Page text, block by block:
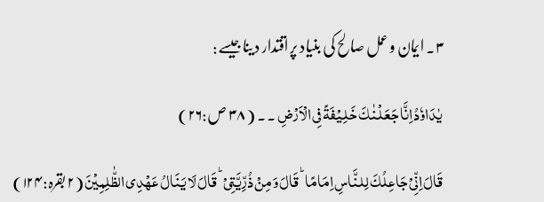
۳۔ ایمان و عمل صالح کی بنیاد پر اقتدار دیناجیسے:
یٰدَاوٗدُ اِنَّا جَعَلۡنٰکَ خَلِیۡفَۃً فِی الۡاَرۡضِ۔۔ (۳۸ ص:۲۶)
قَالَ اِنِّیۡ جَاعِلُکَ لِلنَّاسِ اِمَامًا ؕ قَالَ وَ مِنۡ ذُرِّیَّتِیۡ ؕ قَالَ لَا یَنَالُ عَہۡدِی الظّٰلِمِیۡنَ(۲ بقرہ: ۱۲۴)